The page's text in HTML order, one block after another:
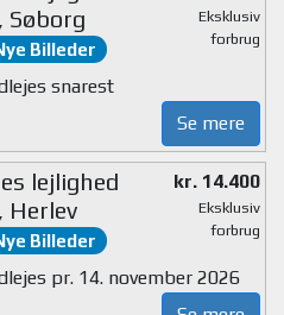
Søborg
Billeder
Eksklusiv
forbrug
snarest
Se mere
lejlighed
Herlev
Billeder
kr. 14.400
Eksklusiv
forbrug
pr. 14. november 2026